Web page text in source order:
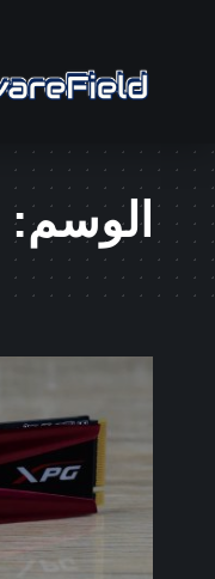
الوسم: